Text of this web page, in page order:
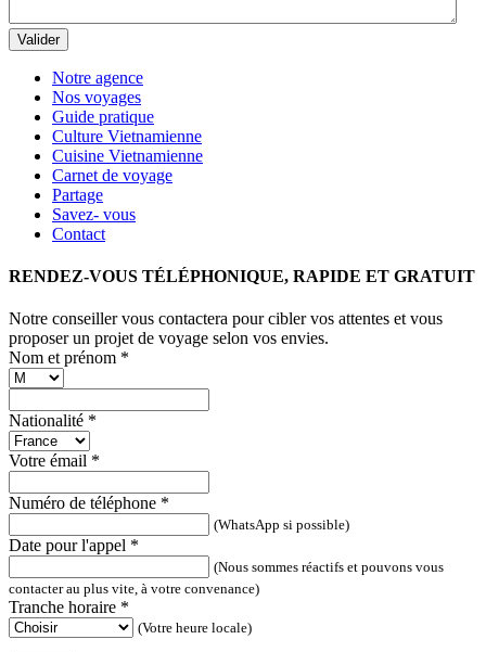
Valider
Notre agence
Nos voyages
Guide pratique
Culture Vietnamienne
Cuisine Vietnamienne
Carnet de voyage
Partage
Savez- vous
Contact
RENDEZ-VOUS TÉLÉPHONIQUE, RAPIDE ET GRATUIT
Notre conseiller vous contactera pour cibler vos attentes et vous
proposer un projet de voyage selon vos envies.
Nom et prénom *
Nationalité *
Votre émail *
Numéro de téléphone *
(WhatsApp si possible)
Date pour l'appel *
(Nous sommes réactifs et pouvons vous
contacter au plus vite, à votre convenance)
Tranche horaire *
(Votre heure locale)